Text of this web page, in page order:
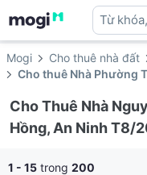
Từ
địa
Mogi Cho thuê nhà đất
Cho thuê Nhà Phường
Cho Thuê Nhà
Hồng, An Ninh T8/
1 - 15 trong 200